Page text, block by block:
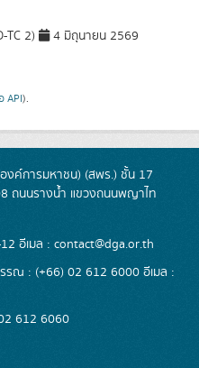
2) 4 มิถุนายน 2569
API).
ค์การมหาชน) (สพร.) ชั้น 17
ถนนรางน้ำ แขวงถนนพญาไท
อีเมล : contact@dga.or.th
รณ : (+66) 02 612 6000 อีเมล :
612 6060